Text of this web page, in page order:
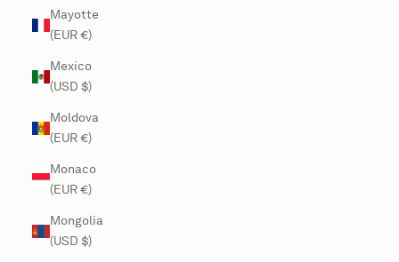
Mayotte
(EUR €)
Mexico
(USD $)
Moldova
(EUR €)
Monaco
(EUR €)
Mongolia
(USD $)